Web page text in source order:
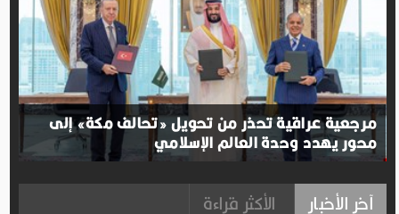
مرجعية عراقية تحذر من تحويل «تحالف مكة» إلى
محور يهدد وحدة العالم الإسلامي
آخر الأخبار الأكثر قراءة